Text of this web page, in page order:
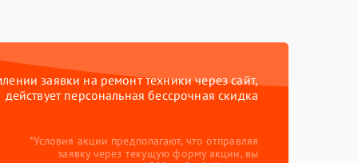
заявки на ремонт техники через сайт,
действует персональная бессрочная скидка
*Условия акции предполагают, что отправляя
заявку через текущую форму акции, вы